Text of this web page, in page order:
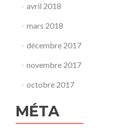
avril 2018
mars 2018
décembre 2017
novembre 2017
octobre 2017
MÉTA